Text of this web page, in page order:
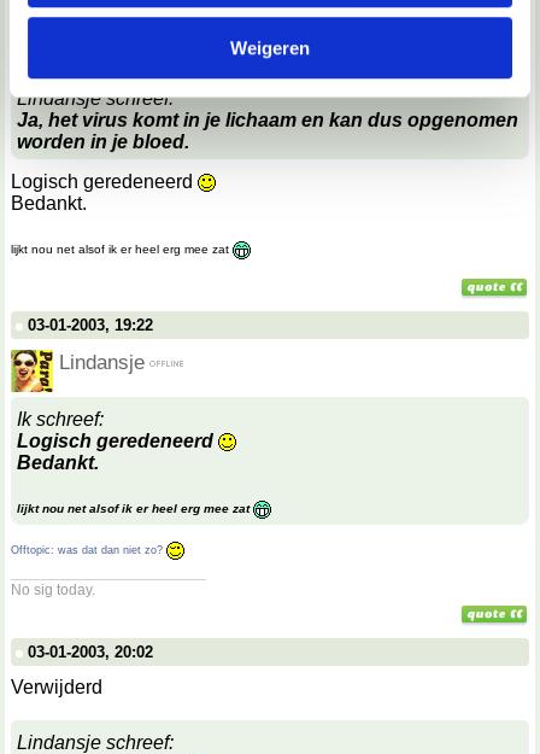
informatie die je aan ze hebt verstrekt of die ze hebben
verzameld op basis van jouw gebruik van hun services.
We werken samen met
kunnen ontvangen en verwerken.
Weigeren
03-01-2003, 18:41
Lindansje schreef:
Ja, het virus komt in je lichaam en kan dus opgenomen
worden in je bloed.
Logisch geredeneerd
Bedankt.
lijkt nou net alsof ik er heel erg mee zat
03-01-2003, 19:22
Lindansje
Ik schreef:
Logisch geredeneerd
Bedankt.
lijkt nou net alsof ik er heel erg mee zat
Offtopic: was dat dan niet zo?
No sig today.
03-01-2003, 20:02
Verwijderd
Lindansje schreef: